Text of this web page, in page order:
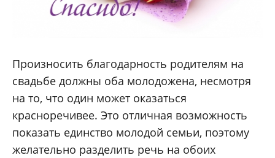
Произносить благодарность родителям на
свадьбе должны оба молодожена, несмотря
на то, что один может оказаться
красноречивее. Это отличная возможность
показать единство молодой семьи, поэтому
желательно разделить речь на обоих